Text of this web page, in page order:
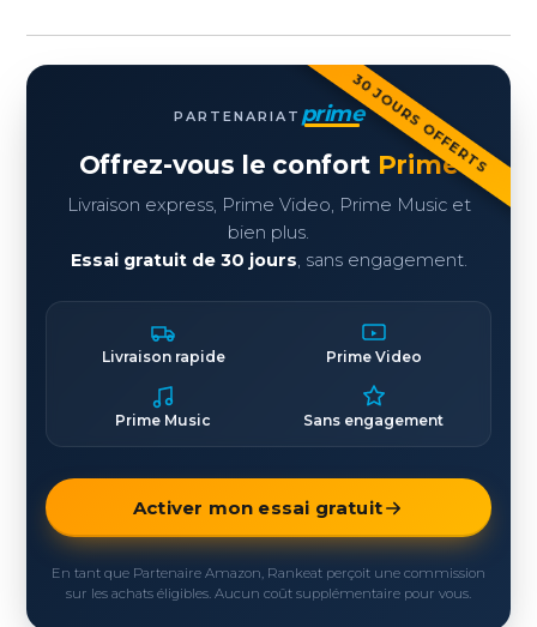
30 JOURS OFFERTS
PARTENARIAT prime
Offrez-vous le confort Prime
Livraison express, Prime Video, Prime Music et
bien plus.
Essai gratuit de 30 jours, sans engagement.
Livraison rapide Prime Video
Prime Music Sans engagement
Activer mon essai gratuit
En tant que Partenaire Amazon, Rankeat perçoit une commission
sur les achats éligibles. Aucun coût supplémentaire pour vous.